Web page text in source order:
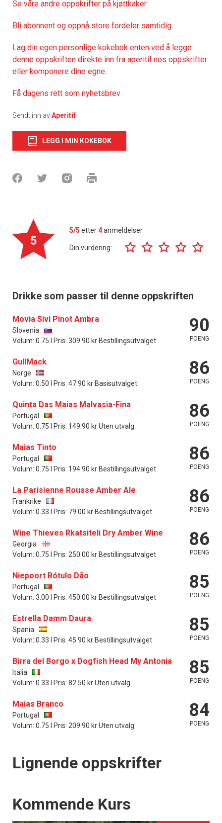
Se våre andre oppskrifter på kjøttkaker
Bli abonnent og oppnå store fordeler samtidig
Lag din egen personlige kokebok enten ved å legge
denne oppskriften direkte inn fra aperitif.nos oppskrifter
eller komponere dine egne.
Få dagens rett som nyhetsbrev
Sendt inn avAperitif
LEGG I MIN KOKEBOK
5
5/5 etter4anmeldelser
Din vurdering:
Drikke som passer til denne oppskriften
Movia Sivi Pinot Ambra
Slovenia
Volum: 0.75 l Pris: 309.90 kr Bestillingsutvalget
90
POENG
GullMack
Norge
Volum: 0.50 l Pris: 47.90 kr Basisutvalget
86
POENG
Quinta Das Maias Malvasia-Fina
Portugal
Volum: 0.75 l Pris: 149.90 kr Uten utvalg
86
POENG
Maias Tinto
Portugal
Volum: 0.75 l Pris: 194.90 kr Bestillingsutvalget
86
POENG
La Parisienne Rousse Amber Ale
Frankrike
Volum: 0.33 l Pris: 79.00 kr Bestillingsutvalget
86
POENG
Wine Thieves Rkatsiteli Dry Amber Wine
Georgia
Volum: 0.75 l Pris: 250.00 kr Bestillingsutvalget
86
POENG
Niepoort Rótulo Dão
Portugal
Volum: 3.00 l Pris: 450.00 kr Bestillingsutvalget
85
POENG
Estrella Damm Daura
Spania
Volum: 0.33 l Pris: 45.90 kr Bestillingsutvalget
85
POENG
Birra del Borgo x Dogfish Head My Antonia
Italia
Volum: 0.33 l Pris: 82.50 kr Uten utvalg
85
POENG
Maias Branco
Portugal
Volum: 0.75 l Pris: 209.90 kr Uten utvalg
84
POENG
Lignende oppskrifter
Events
Kommende Kurs